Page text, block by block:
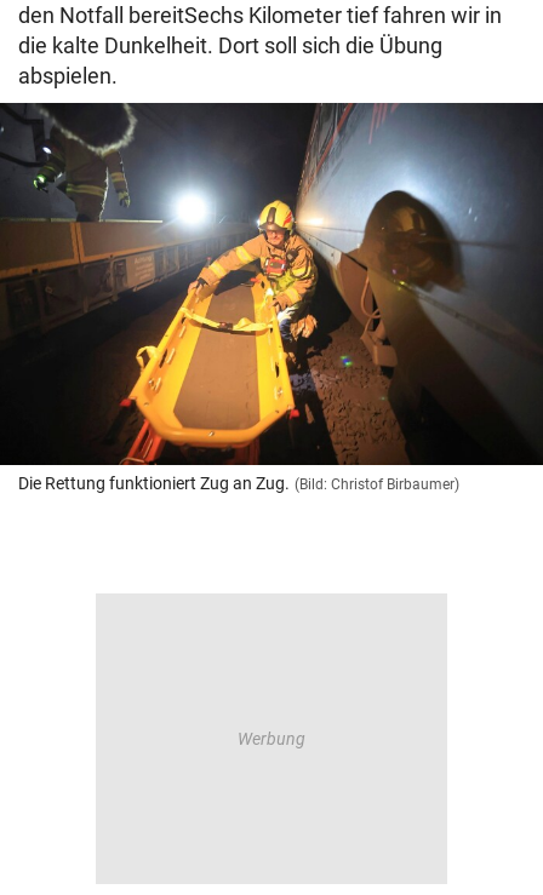
den Notfall bereitSechs Kilometer tief fahren wir in
die kalte Dunkelheit. Dort soll sich die Übung
abspielen.
Die Rettung funktioniert Zug an Zug. (Bild: Christof Birbaumer)